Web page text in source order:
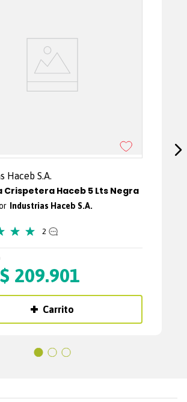
celebraciones y momentos en
para un uso sencillo.
para mayor comodidad.
y moderno que se adapta a cualquier
Haceb S.A.
Crispetera Haceb 5 Lts Negra
Industrias Haceb S.A.
★ ★ 2
$ 209.901
Carrito